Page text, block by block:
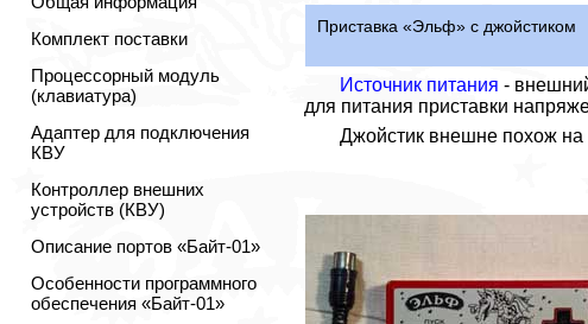
Комплект поставки
Процессорный модуль
(клавиатура)
Адаптер для подключения
КВУ
Контроллер внешних
устройств (КВУ)
Описание портов «Байт-01»
Особенности программного
обеспечения «Байт-01»
Приставка «Эльф» с джойстиком
Источник питания -
для питания приставки
Джойстик внешне похож на